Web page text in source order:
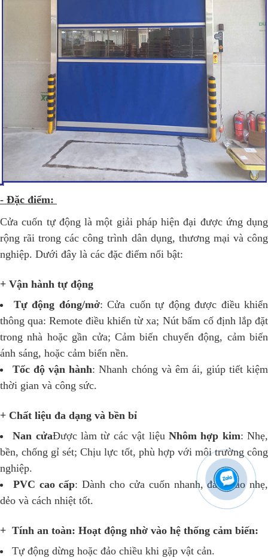
- Đặc điểm:
Cửa cuốn tự động là một giải pháp hiện đại được ứng dụng
rộng rãi trong các công trình dân dụng, thương mại và công
nghiệp. Dưới đây là các đặc điểm nổi bật:
+ Vận hành tự động
Tự động đóng/mở: Cửa cuốn tự động được điều khiển
thông qua: Remote điều khiển từ xa; Nút bấm cố định lắp đặt
trong nhà hoặc gần cửa; Cảm biến chuyển động, cảm biến
ánh sáng, hoặc cảm biến nền.
Tốc độ vận hành: Nhanh chóng và êm ái, giúp tiết kiệm
thời gian và công sức.
+ Chất liệu đa dạng và bền bỉ
Nan cửaĐược làm từ các vật liệu Nhôm hợp kim: Nhẹ,
bền, chống gỉ sét; Chịu lực tốt, phù hợp với môi trường công
nghiệp.
PVC cao cấp: Dành cho cửa cuốn nhanh, đảm bảo nhẹ,
dẻo và cách nhiệt tốt.
+ Tính an toàn: Hoạt động nhờ vào hệ thống cảm biến:
Tự động dừng hoặc đảo chiều khi gặp vật cản.